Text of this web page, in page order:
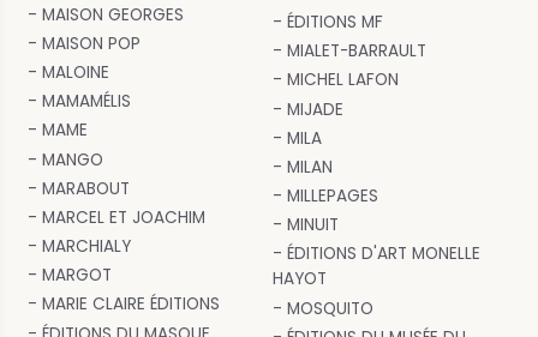
MAISON GEORGES
MAISON POP
MALOINE
MAMAMÉLIS
MAME
MANGO
MARABOUT
MARCEL ET JOACHIM
MARCHIALY
MARGOT
MARIE CLAIRE ÉDITIONS
ÉDITIONS MF
MIALET-BARRAULT
MICHEL LAFON
MIJADE
MILA
MILAN
MILLEPAGES
MINUIT
ÉDITIONS D'ART MONELLE
HAYOT
MOSQUITO